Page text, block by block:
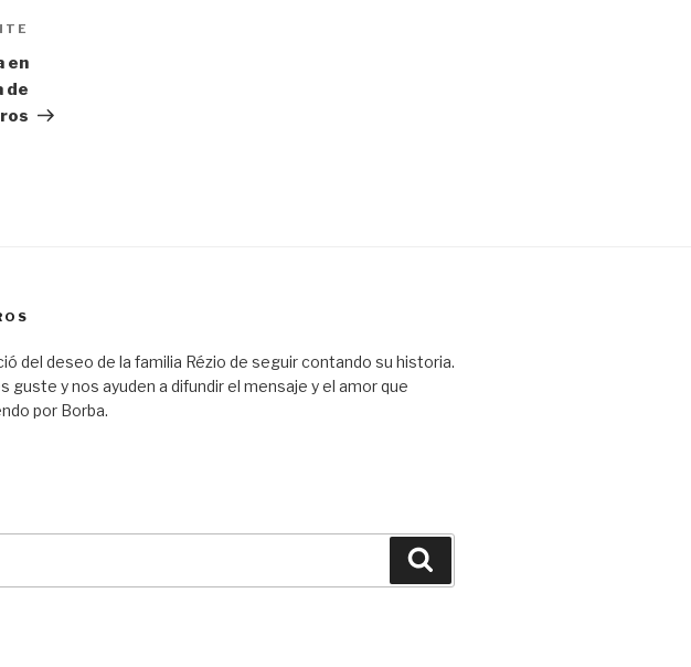
entrada
en
de
del deseo de la familia Rézio de seguir contando su historia.
guste y nos ayuden a difundir el mensaje y el amor que
por Borba.